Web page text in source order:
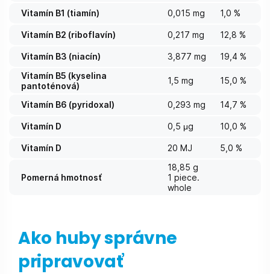
Vitamín B1 (tiamín)
0,015 mg
1,0 %
Vitamín B2 (riboflavín)
0,217 mg
12,8 %
Vitamín B3 (niacín)
3,877 mg
19,4 %
Vitamín B5 (kyselina
pantoténová)
1,5 mg 15,0 %
Vitamín B6 (pyridoxal) 0,293 mg
14,7 %
Vitamín D
0,5 μg
10,0 %
Vitamín D
20 MJ 5,0 %
Pomerná hmotnosť
18,85 g
1 piece.
whole
Ako huby správne
pripravovať